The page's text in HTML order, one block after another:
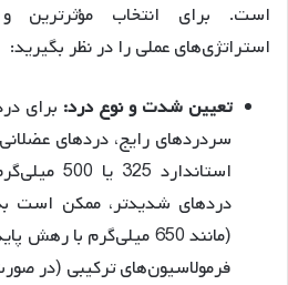
است. برای انتخاب مؤثرترین
استراتژی‌های عملی را در نظر بگیرید:
تعیین شدت و نوع درد: برای
سردردهای رایج، دردهای
استاندارد
دردهای شدیدتر، ممکن است به
(مانند 650 میلی‌گرم با
فرمولاسیون‌های ترکیبی (در